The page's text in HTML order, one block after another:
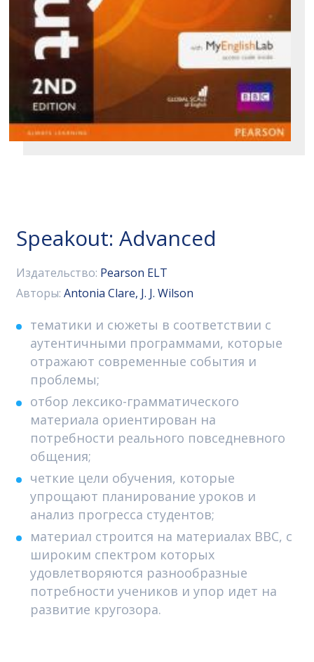
Speakout: Advanced
Издательство: Pearson ELT
Авторы: Antonia Clare, J. J. Wilson
тематики и сюжеты в соответствии с
аутентичными программами, которые
отражают современные события и
проблемы;
отбор лексико-грамматического
материала ориентирован на
потребности реального повседневного
общения;
четкие цели обучения, которые
упрощают планирование уроков и
анализ прогресса студентов;
материал строится на материалах BBC, с
широким спектром которых
удовлетворяются разнообразные
потребности учеников и упор идет на
развитие кругозора.